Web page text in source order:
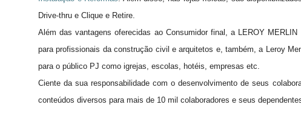
Drive-thru e Clique e Retire.
Além das vantagens oferecidas ao Consumidor final, a LEROY
para profissionais da construção civil e arquitetos e, também, a Leroy
para o público PJ como igrejas, escolas, hotéis, empresas etc.
Ciente da sua responsabilidade com o desenvolvimento de seus
conteúdos diversos para mais de 10 mil colaboradores e seus